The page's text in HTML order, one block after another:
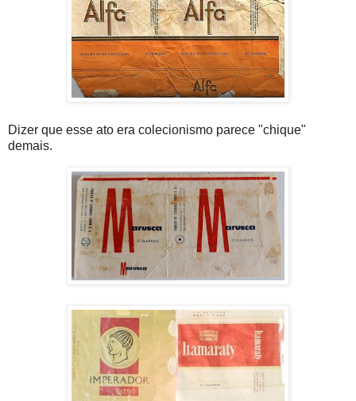
Dizer que esse ato era colecionismo parece "chique"
demais.